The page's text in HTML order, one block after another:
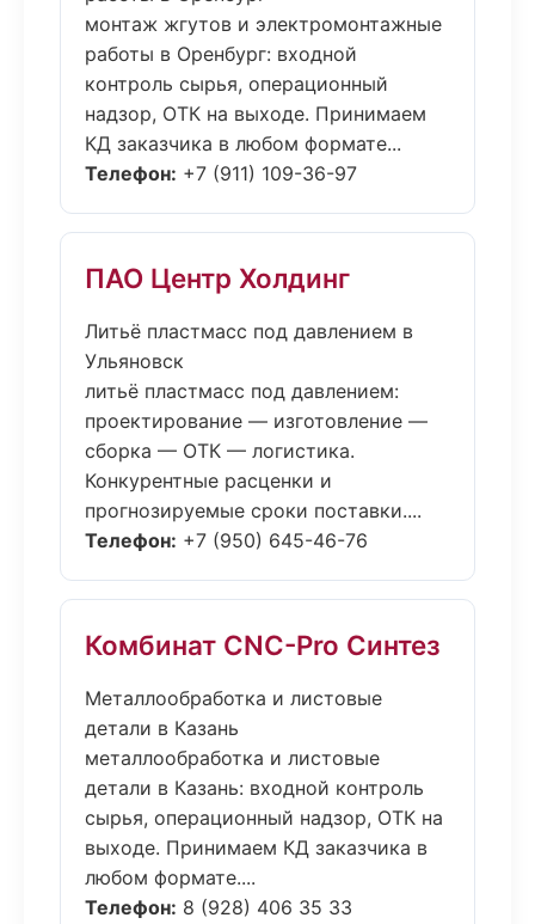
монтаж жгутов и электромонтажные
работы в Оренбург: входной
контроль сырья, операционный
надзор, ОТК на выходе. Принимаем
КД заказчика в любом формате...
Телефон: +7 (911) 109-36-97
ПАО Центр Холдинг
Литьё пластмасс под давлением в
Ульяновск
литьё пластмасс под давлением:
проектирование — изготовление —
сборка — ОТК — логистика.
Конкурентные расценки и
прогнозируемые сроки поставки....
Телефон: +7 (950) 645-46-76
Комбинат CNC-Pro Синтез
Металлообработка и листовые
детали в Казань
металлообработка и листовые
детали в Казань: входной контроль
сырья, операционный надзор, ОТК на
выходе. Принимаем КД заказчика в
любом формате....
Телефон: 8 (928) 406 35 33